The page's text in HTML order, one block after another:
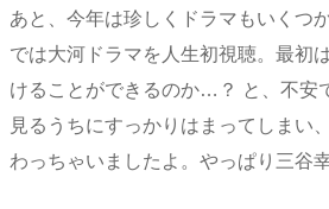
あと、今年は珍しくドラマもいくつ
では大河ドラマを人生初視聴。最初
けることができるのか…？ と、不安
見るうちにすっかりはまってしまい
わっちゃいましたよ。やっぱり三谷